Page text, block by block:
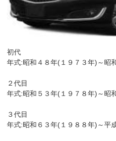
初代
年式:昭和４８年(１９７３年)～昭
２代目
年式:昭和５３年(１９７８年)～昭
３代目
年式:昭和６３年(１９８８年)～平